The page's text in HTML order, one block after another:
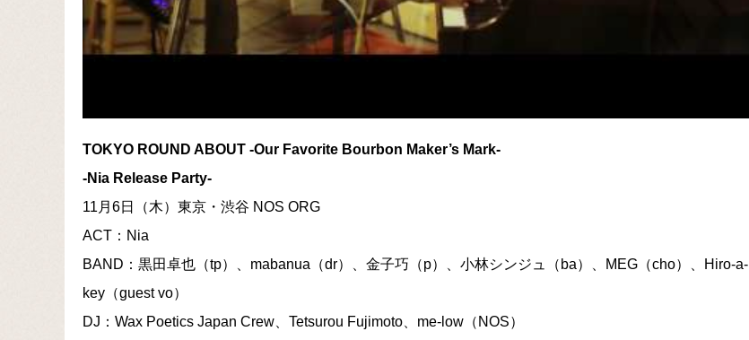
TOKYO ROUND ABOUT -Our Favorite Bourbon Maker’s Mark-
-Nia Release Party-
11月6日（木）東京・渋谷 NOS ORG
ACT：Nia
BAND：黒田卓也（tp）、mabanua（dr）、金子巧（p）、小林シンジュ（ba）、MEG（cho）、Hiro-a-
key（guest vo）
DJ：Wax Poetics Japan Crew、Tetsurou Fujimoto、me-low（NOS）